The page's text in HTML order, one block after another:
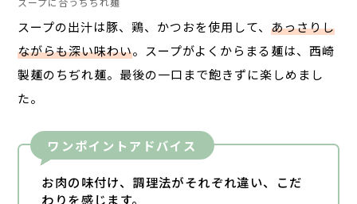
スープの出汁は豚、鶏、かつおを使用して、あっさりし
ながらも深い味わい。スープがよくからまる麺は、西崎
製麺のちぢれ麺。最後の一口まで飽きずに楽しめまし
た。
ワンポイントアドバイス
お肉の味付け、調理法がそれぞれ違い、こだ
わりを感じます。